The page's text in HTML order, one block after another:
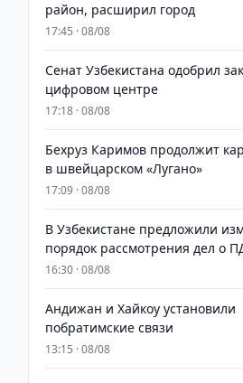
район, расширил город
17:45 · 08/08
Сенат Узбекистана одобрил
цифровом центре
17:18 · 08/08
Бехруз Каримов продолжит
в швейцарском «Лугано»
17:09 · 08/08
В Узбекистане предложили
порядок рассмотрения дел о
16:30 · 08/08
Андижан и Хайкоу установили
побратимские связи
13:15 · 08/08